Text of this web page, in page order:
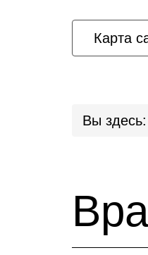
Карта
Вы здесь: